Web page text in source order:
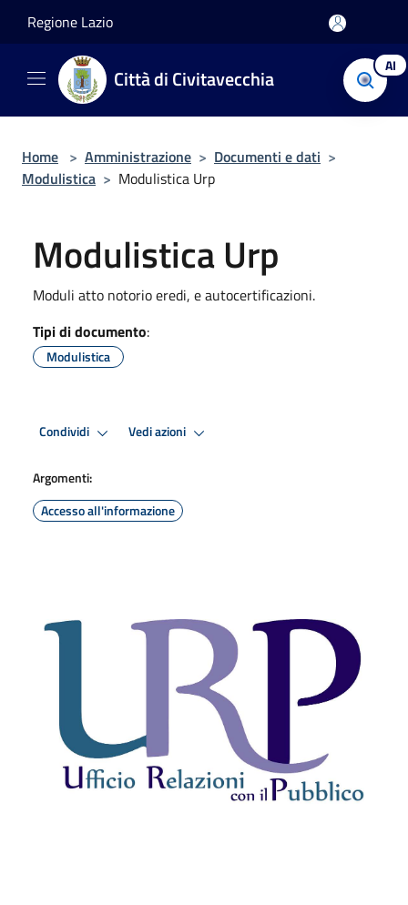
Regione Lazio
Città di Civitavecchia AI
Home > Amministrazione > Documenti e dati >
Modulistica > Modulistica Urp
Modulistica Urp
Moduli atto notorio eredi, e autocertificazioni.
Tipi di documento:
Modulistica
Condividi Vedi azioni
Argomenti:
Accesso all'informazione